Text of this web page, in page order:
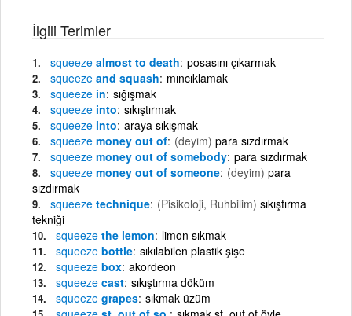
İlgili Terimler
squeeze almost to death posasını çıkarmak
squeeze and squash mıncıklamak
squeeze in sığışmak
squeeze into sıkıştırmak
squeeze into araya sıkışmak
squeeze money out of (deyim) para sızdırmak
squeeze money out of somebody para sızdırmak
squeeze money out of someone (deyim) para
sızdırmak
squeeze technique (Pisikoloji, Ruhbilim) sıkıştırma
tekniği
squeeze the lemon limon sıkmak
squeeze bottle sıkılabilen plastik şişe
squeeze box akordeon
squeeze cast sıkıştırma döküm
squeeze grapes sıkmak üzüm